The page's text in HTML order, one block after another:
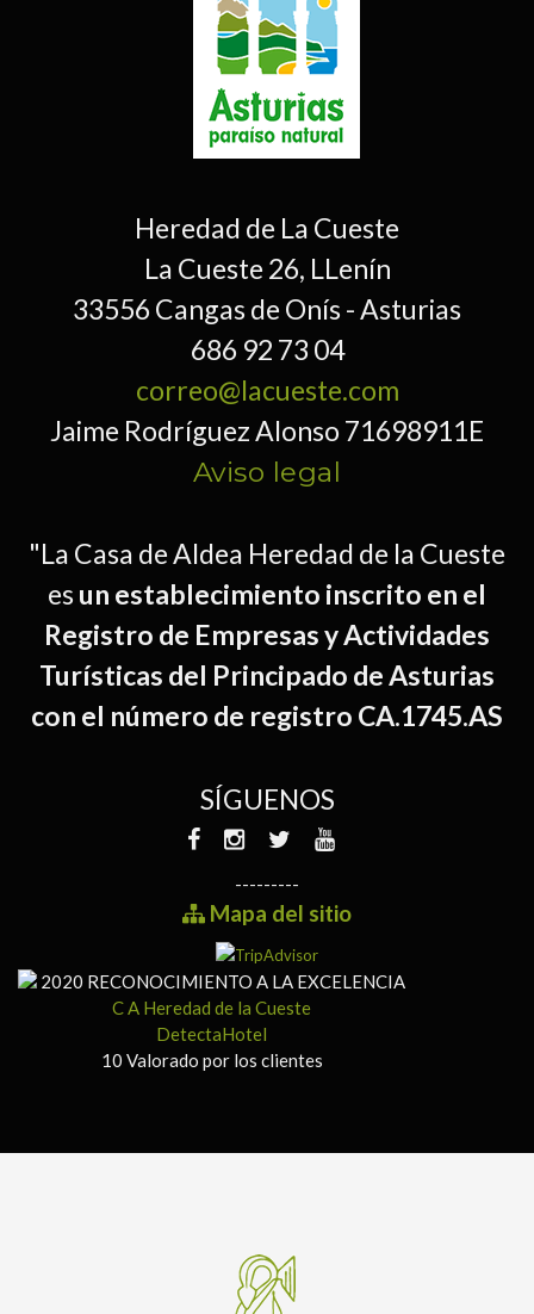
Heredad de La Cueste
La Cueste 26, LLenín
33556 Cangas de Onís - Asturias
686 92 73 04
correo@lacueste.com
Jaime Rodríguez Alonso 71698911E
Aviso legal
"La Casa de Aldea Heredad de la Cueste
es un establecimiento inscrito en el
Registro de Empresas y Actividades
Turísticas del Principado de Asturias
con el número de registro CA.1745.AS
SÍGUENOS
---------
Mapa del sitio
2020 RECONOCIMIENTO A LA EXCELENCIA
C A Heredad de la Cueste
DetectaHotel
10 Valorado por los clientes